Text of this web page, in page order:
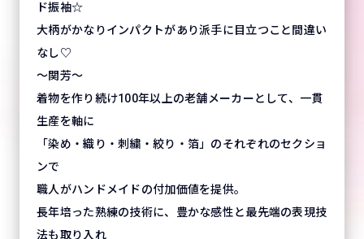
ド振袖☆
大柄がかなりインパクトがあり派手に目立つこと間違い
なし♡
～関芳～
着物を作り続け100年以上の老舗メーカーとして、一貫
生産を軸に
「染め・織り・刺繍・絞り・箔」のそれぞれのセクショ
ンで
職人がハンドメイドの付加価値を提供。
長年培った熟練の技術に、豊かな感性と最先端の表現技
法も取り入れ